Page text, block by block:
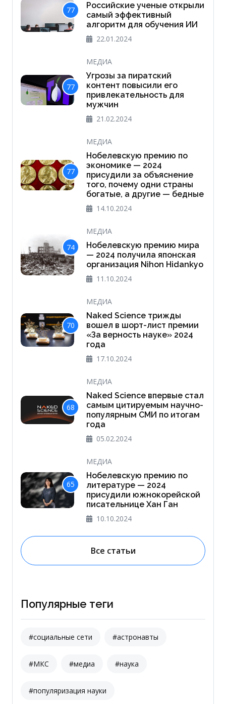
77
Российские ученые открыли
самый эффективный
алгоритм для обучения ИИ
22.01.2024
77
МЕДИА
Угрозы за пиратский
контент повысили его
привлекательность для
мужчин
21.02.2024
77
МЕДИА
Нобелевскую премию по
экономике — 2024
присудили за объяснение
того, почему одни страны
богатые, а другие — бедные
14.10.2024
74
МЕДИА
Нобелевскую премию мира
— 2024 получила японская
организация Nihon Hidankyo
11.10.2024
70
МЕДИА
Naked Science трижды
вошел в шорт-лист премии
«За верность науке» 2024
года
17.10.2024
68
МЕДИА
Naked Science впервые стал
самым цитируемым научно-
популярным СМИ по итогам
года
05.02.2024
65
МЕДИА
Нобелевскую премию по
литературе — 2024
присудили южнокорейской
писательнице Хан Ган
10.10.2024
Все статьи
Популярные теги
#социальные сети #астронавты
#МКС #медиа #наука
#популяризация науки